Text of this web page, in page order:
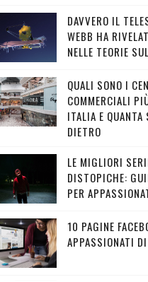
DAVVERO IL
WEBB HA
NELLE TEORIE
QUALI SONO I
COMMERCIALI
ITALIA E QUANTA
DIETRO
LE MIGLIORI
DISTOPICHE:
PER
10 PAGINE
APPASSIONATI